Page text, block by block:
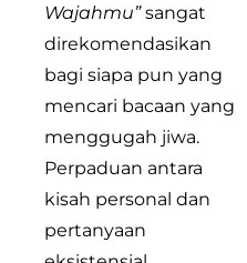
Wajahmu”sangat
direkomendasikan
bagi siapa pun yang
mencari bacaan yang
menggugah jiwa.
Perpaduan antara
kisah personal dan
pertanyaan